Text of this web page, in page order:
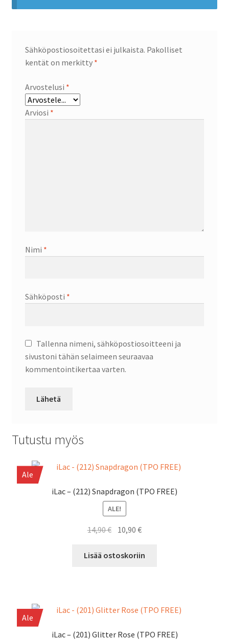
Sähköpostiosoitettasi ei julkaista. Pakolliset
kentät on merkitty *
Arvostelusi *
Arviosi *
Nimi *
Sähköposti *
Tallenna nimeni, sähköpostiosoitteeni ja
sivustoni tähän selaimeen seuraavaa
kommentointikertaa varten.
Tutustu myös
Ale
iLac – (212) Snapdragon (TPO FREE)
ALE!
14,90€ Alkuperäinen
oli:
10,90€Nykyinen
on:
Lisää ostoskoriin
Ale
iLac – (201) Glitter Rose (TPO FREE)